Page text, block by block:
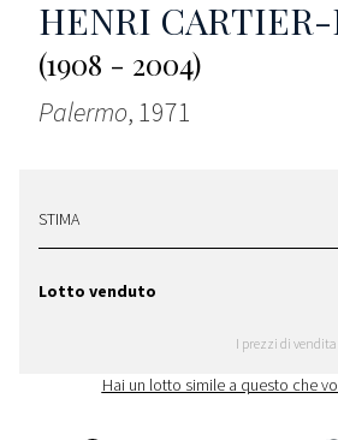
HENRI CARTIER-
(1908 - 2004)
Palermo, 1971
STIMA
Lotto venduto
I prezzi di
Hai un lotto simile a questo che